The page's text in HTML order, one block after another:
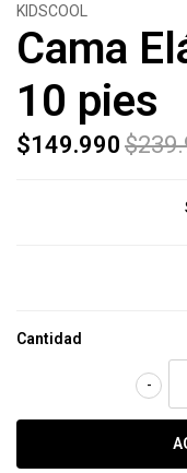
KIDSCOOL
Cama
10 pies
$149.990
Cantidad
-